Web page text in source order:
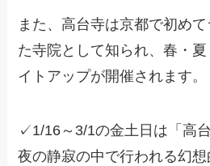
また、高台寺は京都で初め
た寺院として知られ、春・
イトアップが開催されます。
✓1/16～3/1の金土日は「高
夜の静寂の中で行われる幻